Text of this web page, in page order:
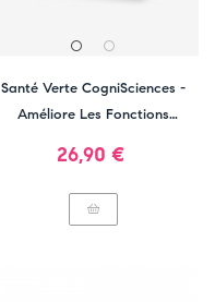
Santé Verte CogniSciences -
Améliore Les Fonctions
Prix
26,90 €